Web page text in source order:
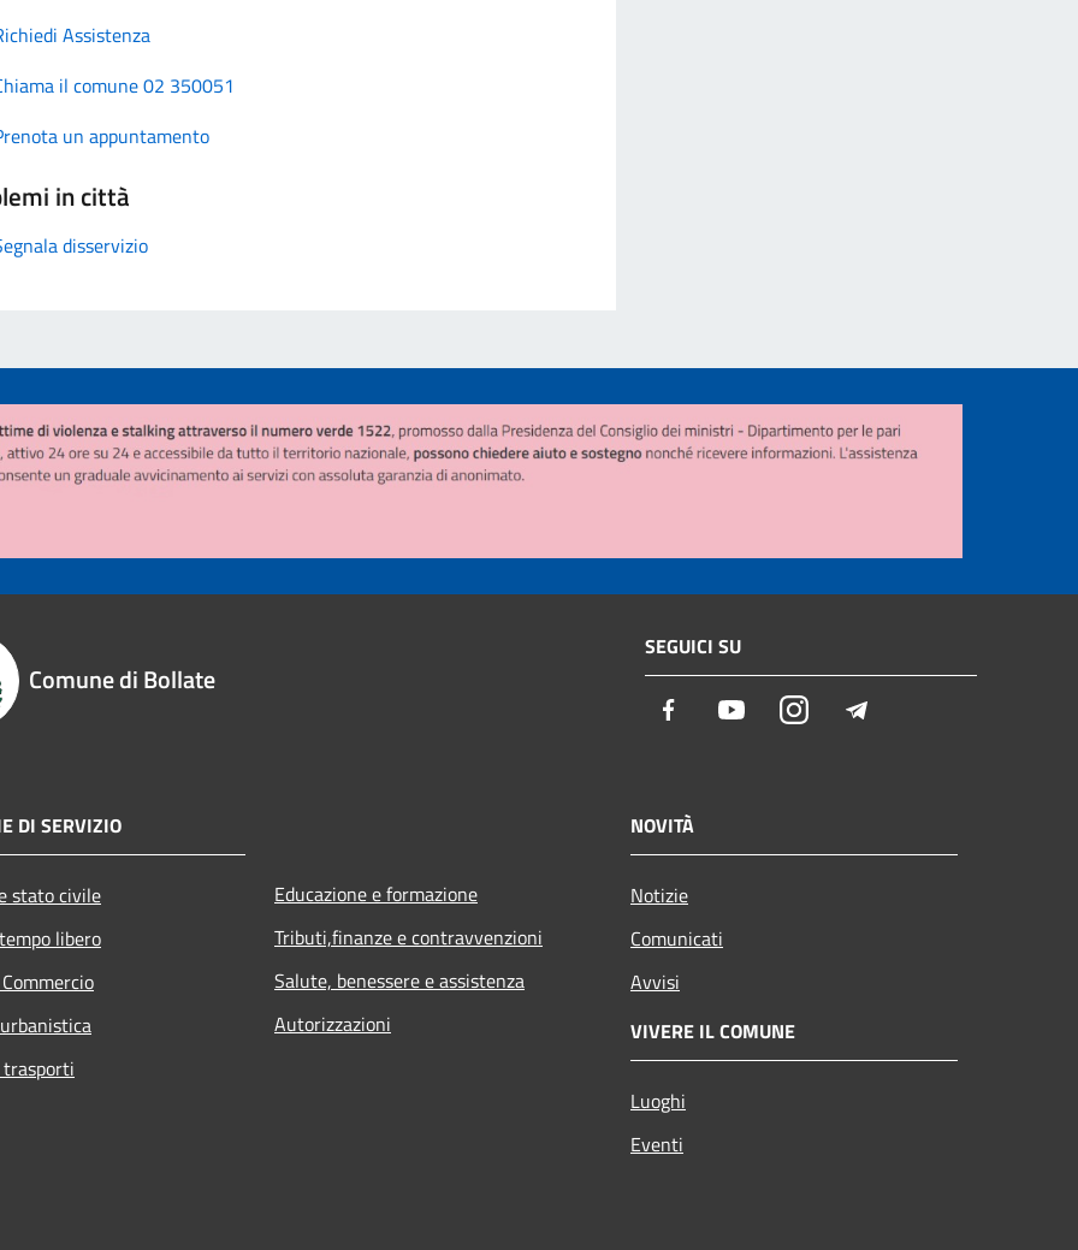
Assistenza
il comune 02 350051
un appuntamento
in città
disservizio
Comune di Bollate
SEGUICI SU
Facebook YoutubeInstagram
DI SERVIZIO
stato civile
libero
Educazione e formazione
Tributi,finanze e contravvenzioni
Salute, benessere e assistenza
Autorizzazioni
NOVITÀ
Notizie
Comunicati
Avvisi
VIVERE IL COMUNE
Luoghi
Eventi